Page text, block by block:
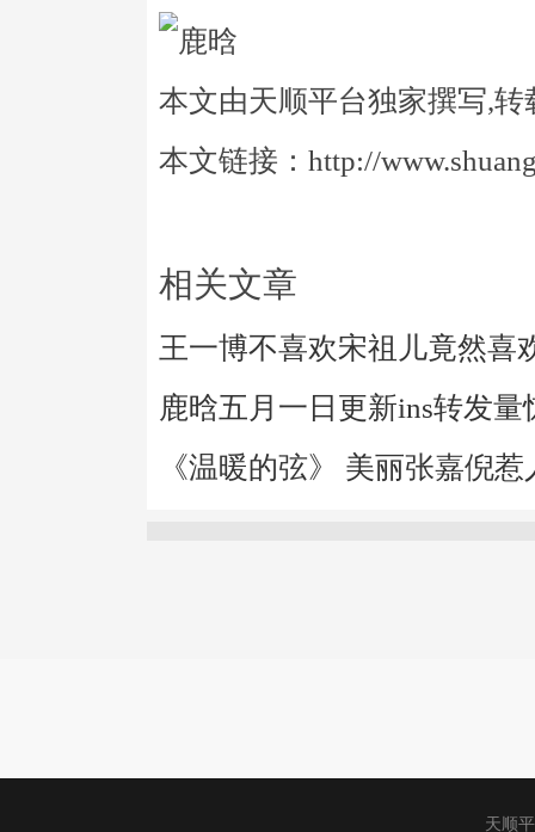
本文由天顺平台独家撰写,转
本文链接：http://
相关文章
王一博不喜欢宋祖儿竟然喜
鹿晗五月一日更新ins转发
《温暖的弦》 美丽张嘉倪
天顺